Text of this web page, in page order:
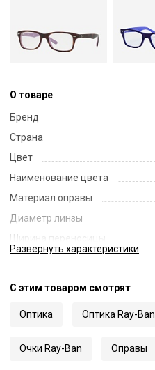
О товаре
Бренд
Страна
Цвет
Наименование цвета
Материал оправы
Диаметр линзы
Ширина переносицы
Развернуть характеристики
С этим товаром смотрят
Оптика Оптика Ray-Ban
Очки Ray-Ban Оправы